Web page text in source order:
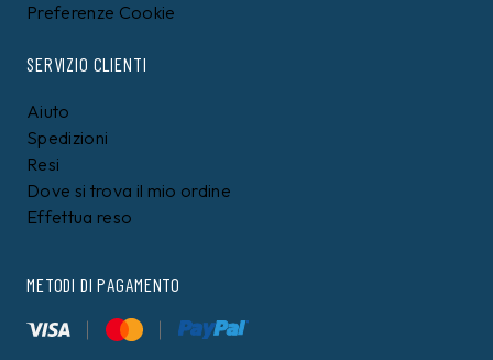
Preferenze Cookie
SERVIZIO CLIENTI
Aiuto
Spedizioni
Resi
Dove si trova il mio ordine
Effettua reso
METODI DI PAGAMENTO